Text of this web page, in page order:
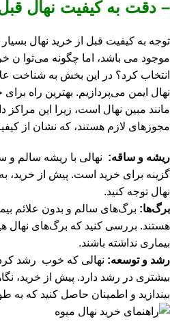
– دقت به کیفیت نهال
توجه به کیفیت قبل از خرید نهال بسیار
موجود می باشد، اما چگونه می‌توا ن
انتخاب کرد؟ در این بخش به شناخت
نهال ایمن می‌پردازیم. بهترین راه
مانند مبین نهال است، زیرا این
مجوزهای لازم هستند، که نشان از
ریشه و ساقه: نهالی با ریشه سالم و
گزینه برای خرید است. پیش از
نهال توجه کنید.
برگ‌ها: برگ‌های سالم و بدون علائم
هستند. بررسی کنید که برگ‌های نهال
بیماری نداشته باشند.
رشد و توسعه: نهالی که خوب رشد
بیشتری در رشد دارد. پیش از خرید،
بیندازید و اطمینان حاصل کنید که